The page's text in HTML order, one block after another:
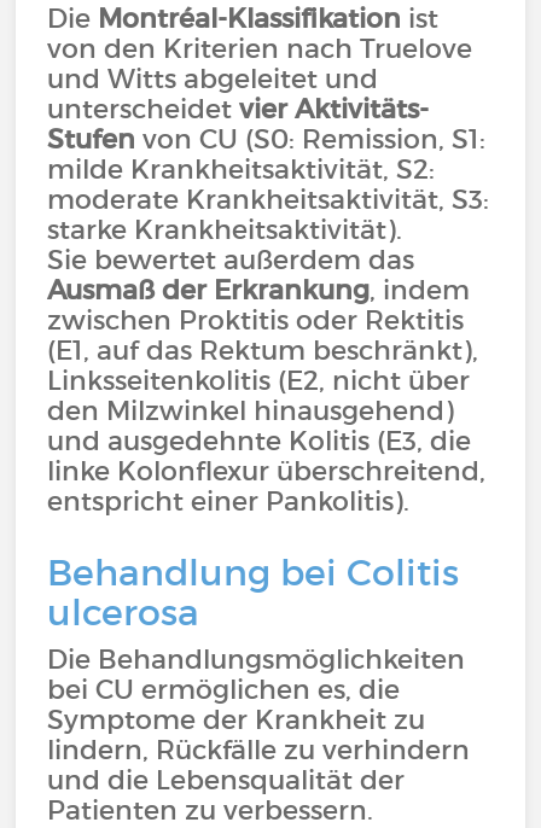
Die Montréal-Klassifikation ist
von den Kriterien nach Truelove
und Witts abgeleitet und
unterscheidetvier Aktivitäts-
Stufen von CU (S0: Remission, S1:
milde Krankheitsaktivität, S2:
moderate Krankheitsaktivität, S3:
starke Krankheitsaktivität).
Sie bewertet außerdem das
Ausmaß der Erkrankung, indem
zwischen Proktitis oder Rektitis
(E1, auf das Rektum beschränkt),
Linksseitenkolitis (E2, nicht über
den Milzwinkel hinausgehend)
und ausgedehnte Kolitis (E3, die
linke Kolonflexur überschreitend,
entspricht einer Pankolitis).
Behandlung bei Colitis
ulcerosa
Die Behandlungsmöglichkeiten
bei CU ermöglichen es, die
Symptome der Krankheit zu
lindern, Rückfälle zu verhindern
und die Lebensqualität der
Patienten zu verbessern.